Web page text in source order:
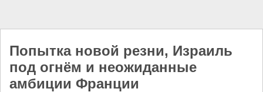
Попытка новой резни, Израиль
под огнём и неожиданные
амбиции Франции